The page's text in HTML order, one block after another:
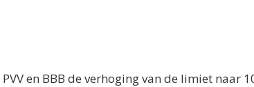
PVV en BBB de verhoging van de limiet naar